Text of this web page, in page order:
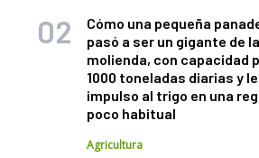
Cómo una pequeña
pasó a ser un gigante de la
molienda, con capacidad
1000 toneladas diarias y
impulso al trigo en una
poco habitual
Agricultura